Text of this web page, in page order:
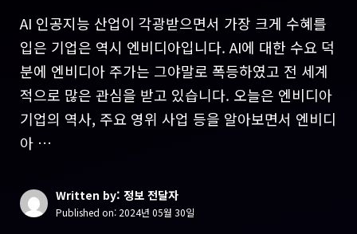
AI 인공지능 산업이 각광받으면서 가장 크게 수혜를
입은 기업은 역시 엔비디아입니다. AI에 대한 수요 덕
분에 엔비디아 주가는 그야말로 폭등하였고 전 세계
적으로 많은 관심을 받고 있습니다. 오늘은 엔비디아
기업의 역사, 주요 영위 사업 등을 알아보면서 엔비디
아 …
Written by: 정보 전달자
Published on: 2024년 05월 30일